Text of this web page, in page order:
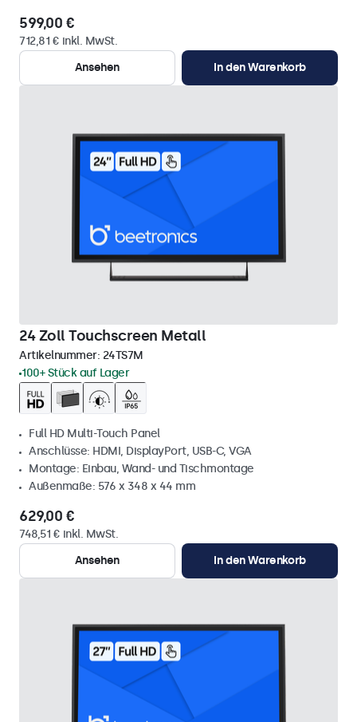
599,00 €
712,81 € inkl. MwSt.
Ansehen
In den Warenkorb
24 Zoll Touchscreen Metall
Artikelnummer: 24TS7M
100+ Stück auf Lager
Full HD Multi-Touch Panel
Anschlüsse: HDMI, DisplayPort, USB-C, VGA
Montage: Einbau, Wand- und Tischmontage
Außenmaße: 576 x 348 x 44 mm
629,00 €
748,51 € inkl. MwSt.
Ansehen
In den Warenkorb